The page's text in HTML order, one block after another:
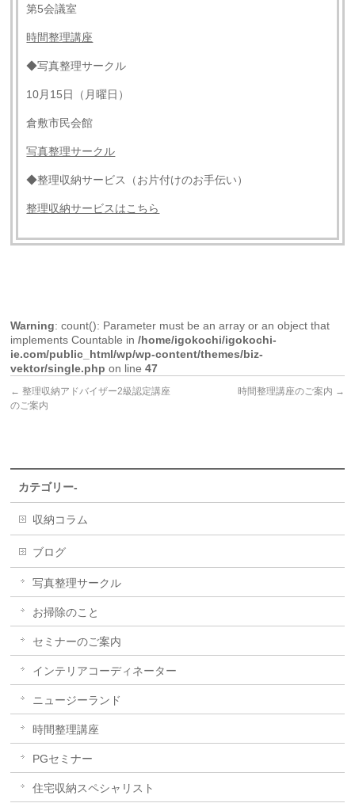
第5会議室
時間整理講座
◆写真整理サークル
10月15日（月曜日）
倉敷市民会館
写真整理サークル
◆整理収納サービス（お片付けのお手伝い）
整理収納サービスはこちら
Warning: count(): Parameter must be an array or an object that
implements Countable in/home/igokochi/igokochi-
ie.com/public_html/wp/wp-content/themes/biz-
vektor/single.php on line47
← 整理収納アドバイザー2級認定講座
のご案内
時間整理講座のご案内 →
カテゴリー-
収納コラム
ブログ
写真整理サークル
お掃除のこと
セミナーのご案内
インテリアコーディネーター
ニュージーランド
時間整理講座
PGセミナー
住宅収納スペシャリスト